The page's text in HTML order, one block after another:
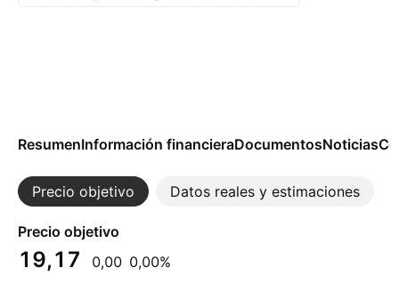
ResumenInformación financieraDocumentosNoticias
Precio objetivo Datos reales y estimaciones
Precio objetivo
19,17 0,00 0,00%